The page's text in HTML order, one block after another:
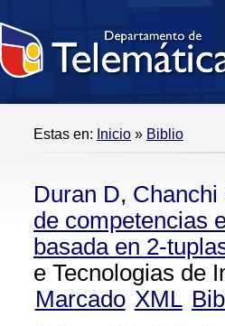
Estas en: Inicio » Biblio
Duran D, Chanchi
de competencias
basada en 2-
e Tecnologias de
Marcado XML